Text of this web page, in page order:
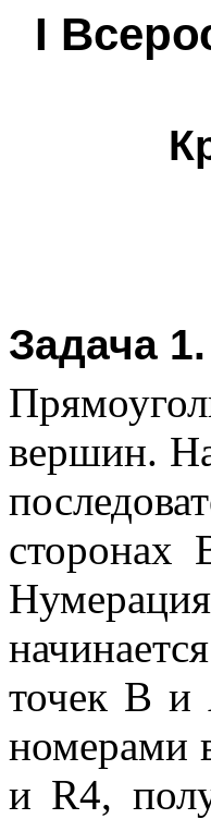
I
Задача
вершин.
точек B и
номерами
и R4,